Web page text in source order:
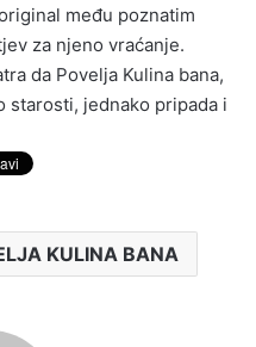
među poznatim
za njeno vraćanje.
da Povelja Kulina bana,
starosti, jednako pripada i
KULINA BANA